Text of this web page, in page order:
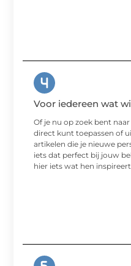
Voor iedereen wat
Of je nu op zoek bent
direct kunt toepassen of
artikelen die je nieuwe
iets dat perfect bij jouw
hier iets wat hen